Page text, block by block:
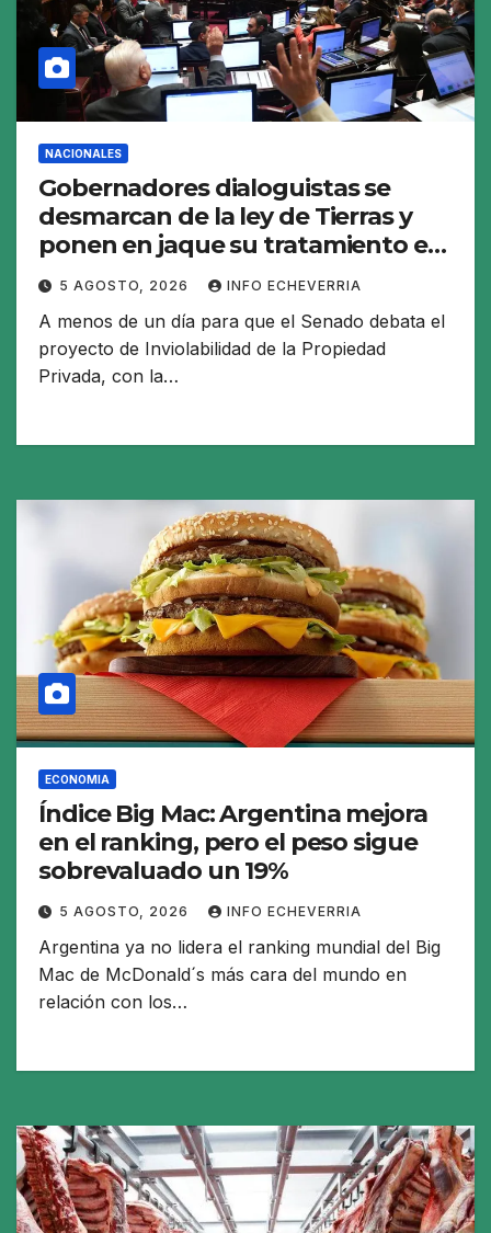
NACIONALES
Gobernadores dialoguistas se
desmarcan de la ley de Tierras y
ponen en jaque su tratamiento en
el Senado
5 AGOSTO, 2026 INFO ECHEVERRIA
A menos de un día para que el Senado debata el
proyecto de Inviolabilidad de la Propiedad
Privada, con la…
ECONOMIA
Índice Big Mac: Argentina mejora
en el ranking, pero el peso sigue
sobrevaluado un 19%
5 AGOSTO, 2026 INFO ECHEVERRIA
Argentina ya no lidera el ranking mundial del Big
Mac de McDonald´s más cara del mundo en
relación con los…